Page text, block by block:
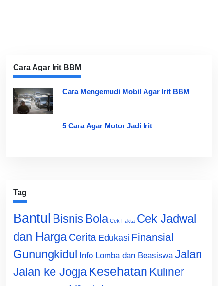
Cara Agar Irit BBM
Cara Mengemudi Mobil Agar Irit BBM
5 Cara Agar Motor Jadi Irit
Tag
Bantul Bisnis Bola Cek Fakta Cek Jadwal
dan Harga Cerita Edukasi Finansial
Gunungkidul Info Lomba dan Beasiswa Jalan
Jalan ke Jogja Kesehatan Kuliner